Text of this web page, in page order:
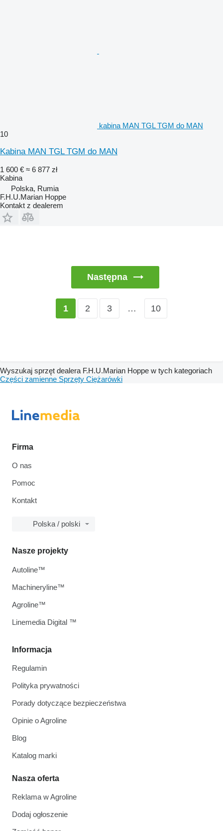
kabina MAN TGL TGM do MAN
10
Kabina MAN TGL TGM do MAN
1 600 € ≈ 6 877 zł
Kabina
Polska, Rumia
F.H.U.Marian Hoppe
Kontakt z dealerem
Następna
1 2 3 … 10
Wyszukaj sprzęt dealera F.H.U.Marian Hoppe w tych kategoriach
Części zamienne Sprzęty Ciężarówki
Firma
O nas
Pomoc
Kontakt
Polska / polski
Informacja
Regulamin
Polityka prywatności
Porady dotyczące bezpieczeństwa
Opinie o Agroline
Blog
Katalog marki
Nasza oferta
Reklama w Agroline
Dodaj ogłoszenie
Nasze projekty
Autoline™
Machineryline™
Agroline™
Linemedia Digital ™